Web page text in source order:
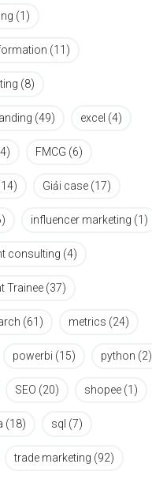
(1)
(11)
(8)
(49) excel (4)
FMCG (6)
Giải case (17)
influencer marketing (1)
consulting (4)
Trainee (37)
(61) metrics (24)
powerbi (15) python (2)
SEO (20) shopee (1)
(18) sql (7)
trade marketing (92)